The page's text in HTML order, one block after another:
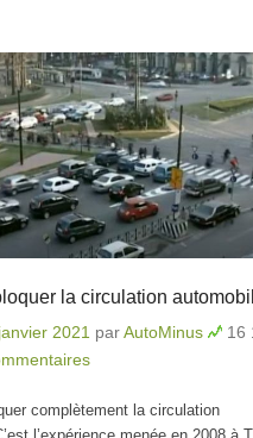
la circulation
2021 parAutoMinus
16
complètement la circulation